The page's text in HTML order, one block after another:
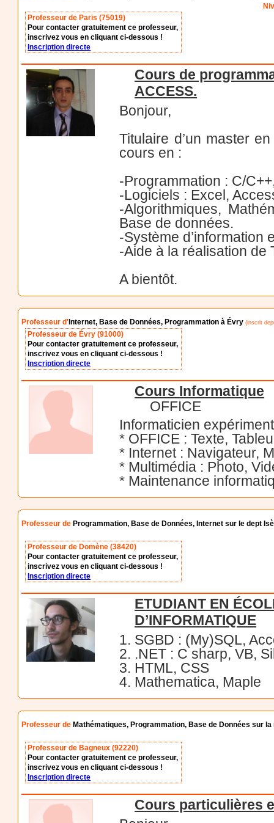
Professeur de Paris (75019)
Pour contacter gratuitement ce professeur,
inscrivez vous en cliquant ci-dessous !
Inscription directe
Cours de
ACCESS.
Bonjour,
Titulaire d’un master
cours en :
-Programmation : C/
-Logiciels : Excel,
-Algorithmiques,
Base de données.
-Système d’information
-Aide à la réalisation de
A bientôt.
Professeur d' Internet, Base de Données, Programmation à Évry (inscrit
Professeur de Évry (91000)
Pour contacter gratuitement ce professeur,
inscrivez vous en cliquant ci-dessous !
Inscription directe
Cours Informatique
OFFICE
Informaticien
* OFFICE : Texte,
* Internet : Navigateur,
* Multimédia : Photo,
* Maintenance
Professeur de Programmation, Base de Données, Internet sur le dept
Professeur de Domène (38420)
Pour contacter gratuitement ce professeur,
inscrivez vous en cliquant ci-dessous !
Inscription directe
ETUDIANT EN
D’INFORMATIQUE
1. SGBD : (My)SQL,
2. .NET : C sharp, VB,
3. HTML, CSS
4. Mathematica, Maple
Professeur de Mathématiques, Programmation, Base de Données sur
Professeur de Bagneux (92220)
Pour contacter gratuitement ce professeur,
inscrivez vous en cliquant ci-dessous !
Inscription directe
Cours particulières